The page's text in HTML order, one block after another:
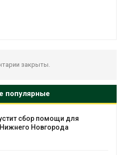
закрыты.
популярные
сбор помощи для
Новгорода